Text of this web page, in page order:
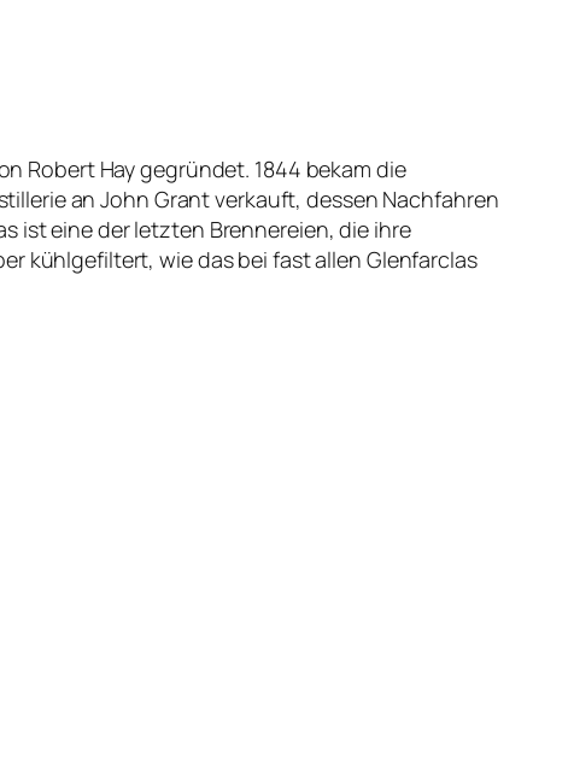
Robert Hay gegründet. 1844 bekam die
an John Grant verkauft, dessen Nachfahren
ist eine der letzten Brennereien, die ihre
kühlgefiltert, wie das bei fast allen Glenfarclas